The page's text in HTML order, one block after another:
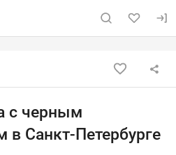
по сайту meatinfo.ru
колбаса
объявлением
с черным
Санкт-Петербурге